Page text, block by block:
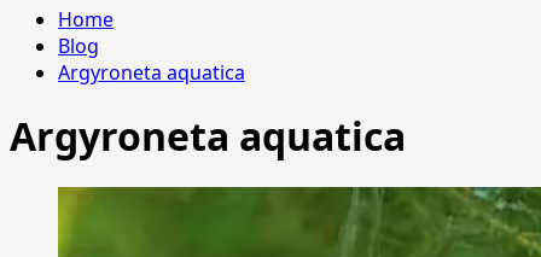
Home
Blog
Argyroneta aquatica
Argyroneta aquatica